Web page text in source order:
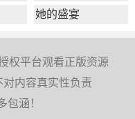
她的盛宴
权平台观看正版资源
内容真实性负责
包涵！